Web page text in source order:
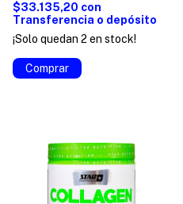
$33.135,20 con
Transferencia o depósito
¡Solo quedan 2en stock!